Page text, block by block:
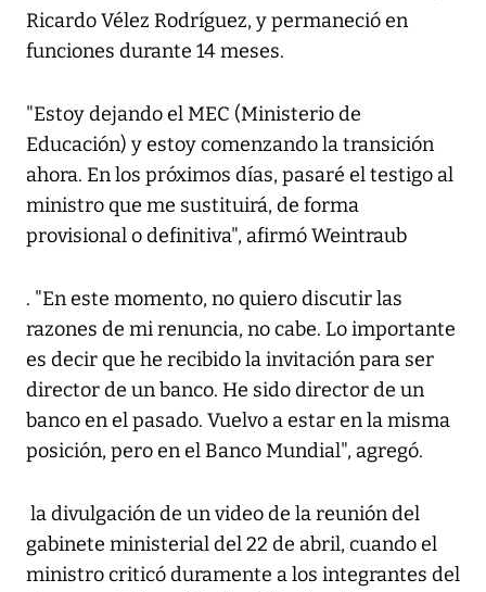
Ricardo Vélez Rodríguez, y permaneció en
funciones durante 14 meses.
"Estoy dejando el MEC (Ministerio de
Educación) y estoy comenzando la transición
ahora. En los próximos días, pasaré el testigo al
ministro que me sustituirá, de forma
provisional o definitiva", afirmó Weintraub
. "En este momento, no quiero discutir las
razones de mi renuncia, no cabe. Lo importante
es decir que he recibido la invitación para ser
director de un banco. He sido director de un
banco en el pasado. Vuelvo a estar en la misma
posición, pero en el Banco Mundial", agregó.
la divulgación de un video de la reunión del
gabinete ministerial del 22 de abril, cuando el
ministro criticó duramente a los integrantes del